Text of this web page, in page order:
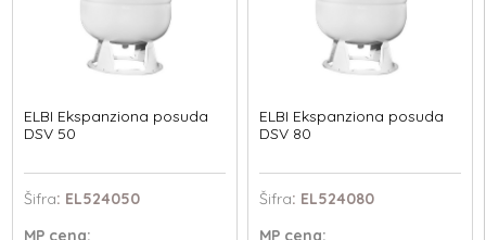
ELBI Ekspanziona posuda
DSV 50
Šifra: EL524050
MP cena:
ELBI Ekspanziona posuda
DSV 80
Šifra: EL524080
MPcena: